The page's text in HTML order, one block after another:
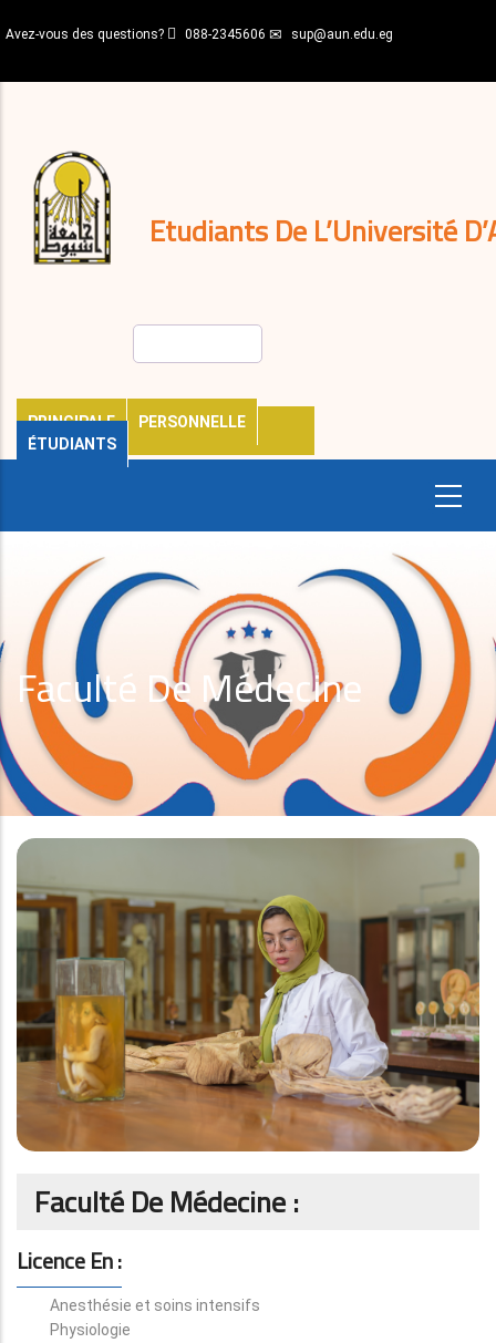
au
principal
Avez-vous des questions? 088-2345606 sup@aun.edu.eg
Etudiants De L’Université
PRINCIPALE
PERSONNELLE
ÉTUDIANTS
décisions
Expatriés
Journal
Faculté De Médecine
Faculté De Médecine :
Licence En :
Anesthésie et soins intensifs
Physiologie